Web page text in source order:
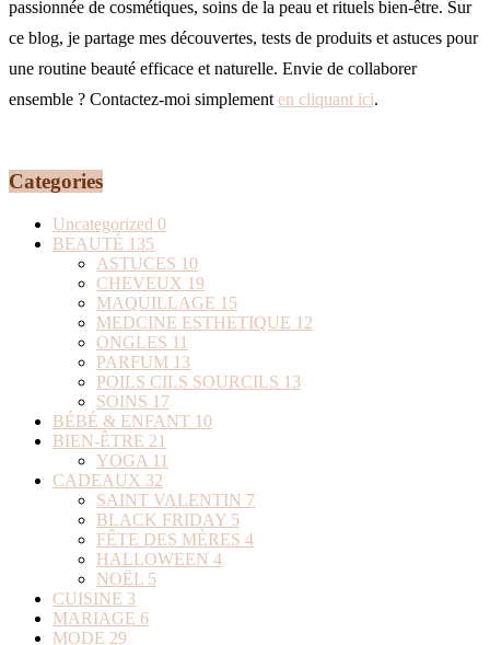
passionnée de cosmétiques, soins de la peau et rituels bien-être. Sur
ce blog, je partage mes découvertes, tests de produits et astuces pour
une routine beauté efficace et naturelle. Envie de collaborer
ensemble ? Contactez-moi simplement en cliquant ici.
Categories
Uncategorized 0
BEAUTÉ 135
ASTUCES 10
CHEVEUX 19
MAQUILLAGE 15
MEDCINE ESTHETIQUE 12
ONGLES 11
PARFUM 13
POILS CILS SOURCILS 13
SOINS 17
BÉBÉ & ENFANT 10
BIEN-ÊTRE 21
YOGA 11
CADEAUX 32
SAINT VALENTIN 7
BLACK FRIDAY 5
FÊTE DES MÈRES 4
HALLOWEEN 4
NOËL 5
CUISINE 3
MARIAGE 6
MODE 29